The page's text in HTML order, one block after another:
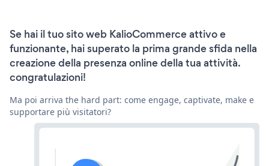
Se hai il tuo sito web KalioCommerce attivo e
funzionante, hai superato la prima grande sfida nella
creazione della presenza online della tua attività.
congratulazioni!
Ma poi arriva the hard part: come engage, captivate, make e
supportare più visitatori?